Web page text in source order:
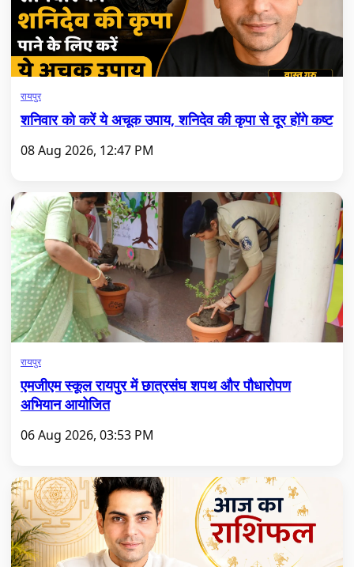
रायपुर
शनिवार को करें ये अचूक उपाय, शनिदेव की कृपा से दूर होंगे कष्ट
08 Aug 2026, 12:47 PM
रायपुर
एमजीएम स्कूल रायपुर में छात्रसंघ शपथ और पौधारोपण
अभियान आयोजित
06 Aug 2026, 03:53 PM